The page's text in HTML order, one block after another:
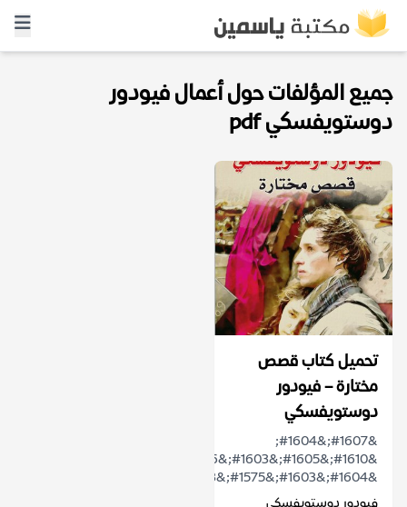
جميع المؤلفات حول أعمال فيودور
دوستويفسكي pdf
تحميل كتاب قصص
مختارة – فيودور
دوستويفسكي
&#1607;&#1604;
&#1604;&#1603;&#1575;&#1578;&#1576;...
فيودور دوستويفسكي